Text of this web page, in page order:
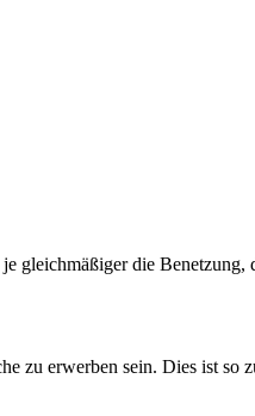
gleichmäßiger die Benetzung,
erwerben sein. Dies ist so